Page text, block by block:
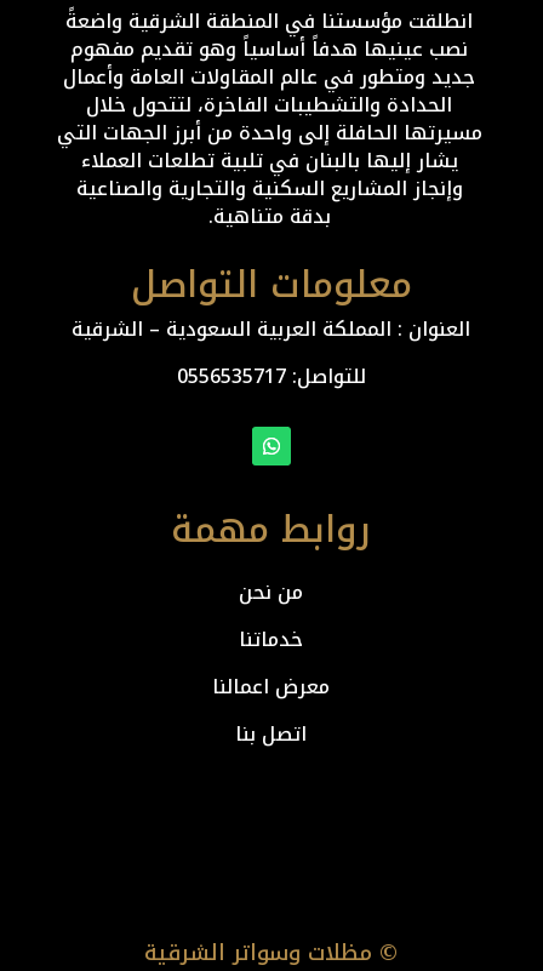
انطلقت مؤسستنا في المنطقة الشرقية واضعةً
نصب عينيها هدفاً أساسياً وهو تقديم مفهوم
جديد ومتطور في عالم المقاولات العامة وأعمال
الحدادة والتشطيبات الفاخرة، لتتحول خلال
مسيرتها الحافلة إلى واحدة من أبرز الجهات التي
يشار إليها بالبنان في تلبية تطلعات العملاء
وإنجاز المشاريع السكنية والتجارية والصناعية
بدقة متناهية.
معلومات التواصل
العنوان : المملكة العربية السعودية – الشرقية
للتواصل: ⁦0556535717
روابط مهمة
من نحن
خدماتنا
معرض اعمالنا
اتصل بنا
© مظلات وسواتر الشرقية